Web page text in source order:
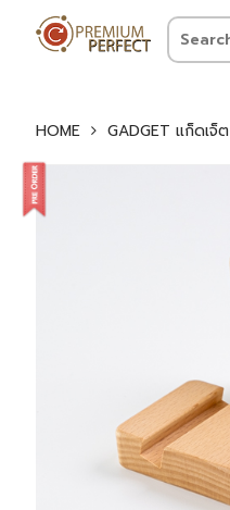
HOME GADGET แก็ดเจ็ต